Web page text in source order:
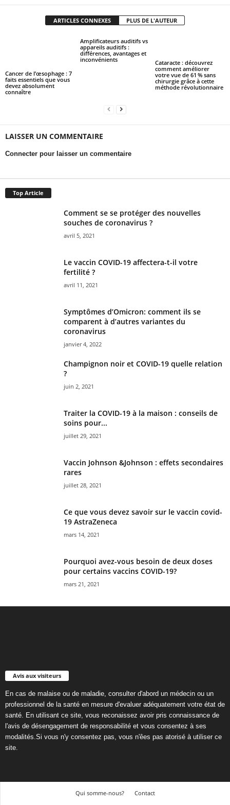
ARTICLES CONNEXES PLUS DE L'AUTEUR
Cancer de l’œsophage : 7
faits essentiels que vous
devez absolument
connaître
Amplificateurs auditifs vs
appareils auditifs :
différences, avantages et
inconvénients
Cataracte : découvrez
comment améliorer
votre vue de 61 % sans
chirurgie grâce à cette
méthode révolutionnaire
LAISSER UN COMMENTAIRE
Connecter pour laisser un commentaire
Top Article
Comment se se protéger des nouvelles
souches de coronavirus ?
avril 5, 2021
Le vaccin COVID-19 affectera-t-il votre
fertilité ?
avril 11, 2021
Symptômes d’Omicron: comment ils se
comparent à d’autres variantes du
coronavirus
janvier 4, 2022
Champignon noir et COVID-19 quelle relation
?
juin 2, 2021
Traiter la COVID-19 à la maison : conseils de
soins pour...
juillet 29, 2021
Vaccin Johnson &Johnson : effets secondaires
rares
juillet 28, 2021
Ce que vous devez savoir sur le vaccin covid-
19 AstraZeneca
mars 14, 2021
Pourquoi avez-vous besoin de deux doses
pour certains vaccins COVID-19?
mars 21, 2021
Avis aux visiteurs
En cas de malaise ou de maladie, consulter d'abord un médecin ou un
professionnel de la santé en mesure d'evaluer adéquatement votre état de
santé. En utilisant ce site, vous reconaissez avoir pris connaissance de
l'avis de désengagement de responsabilité et vous consentez à ses
modalités.Si vous n'y consentez pas, vous n'êes pas atorisé à utiliser ce
site.
Qui somme-nous?
Contact